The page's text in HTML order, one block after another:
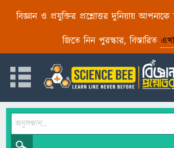
বিজ্ঞান ও প্রযুক্তির প্রশ্নোত্তর দুনিয়ায় আপনাকে
জিতে নিন পুরস্কার, বিস্তারিত